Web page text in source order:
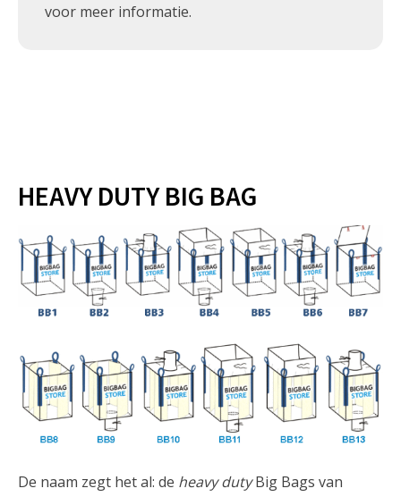
voor meer informatie.
HEAVY DUTY BIG BAG
De naam zegt het al: de heavy dutyBig Bags van